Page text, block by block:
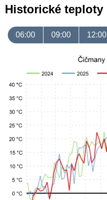
Historické teploty
06:00 09:00 12:00